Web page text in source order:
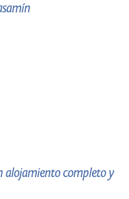
alojamiento completo y